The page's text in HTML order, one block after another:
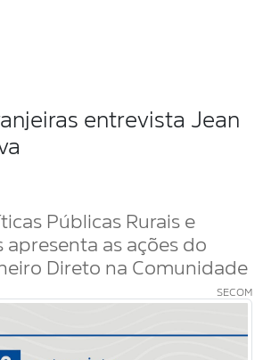
entrevista Jean
Públicas Rurais e
apresenta as ações do
Direto na Comunidade
SECOM